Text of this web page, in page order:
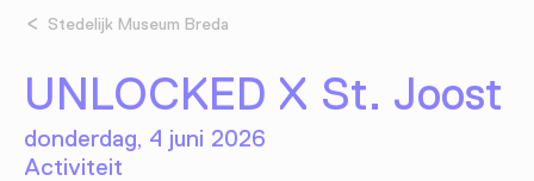
Stedelijk Museum Breda
UNLOCKED X St. Joost
donderdag, 4 juni 2026
Activiteit